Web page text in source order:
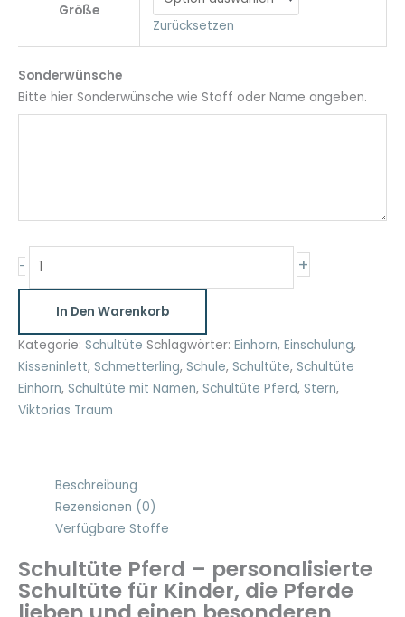
Größe
Zurücksetzen
Sonderwünsche
Bitte hier Sonderwünsche wie Stoff oder Name angeben.
-
Namen
35
cm
und
70
+
In Den Warenkorb
Kategorie: Schultüte Schlagwörter: Einhorn, Einschulung,
Kisseninlett, Schmetterling, Schule, Schultüte, Schultüte
Einhorn, Schultüte mit Namen, Schultüte Pferd, Stern,
Viktorias Traum
Beschreibung
Rezensionen (0)
Verfügbare Stoffe
Schultüte Pferd – personalisierte
Schultüte für Kinder, die Pferde